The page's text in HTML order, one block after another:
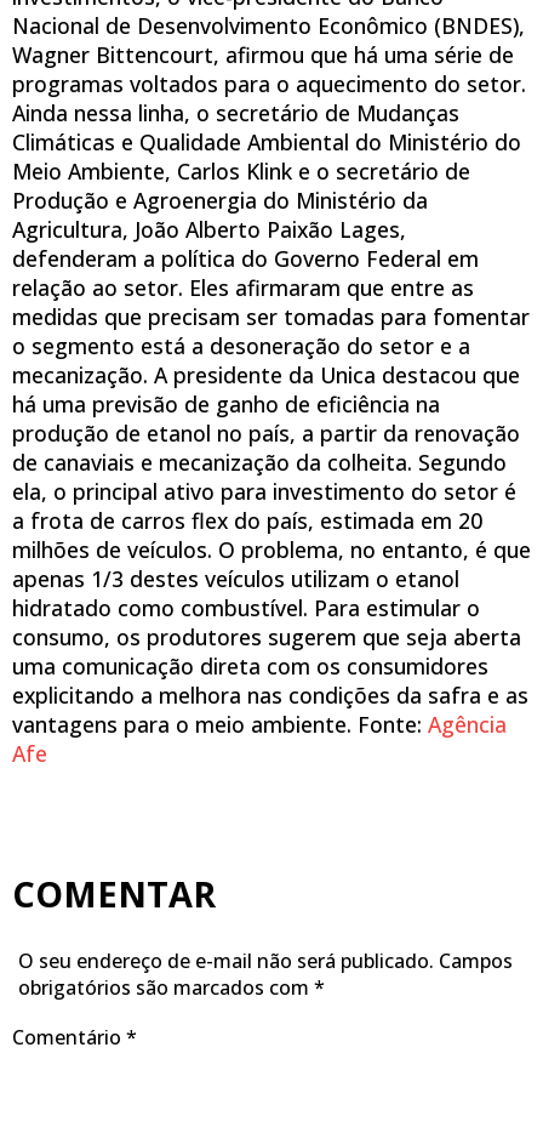
Nacional de Desenvolvimento Econômico (BNDES),
Wagner Bittencourt, afirmou que há uma série de
programas voltados para o aquecimento do setor.
Ainda nessa linha, o secretário de Mudanças
Climáticas e Qualidade Ambiental do Ministério do
Meio Ambiente, Carlos Klink e o secretário de
Produção e Agroenergia do Ministério da
Agricultura, João Alberto Paixão Lages,
defenderam a política do Governo Federal em
relação ao setor. Eles afirmaram que entre as
medidas que precisam ser tomadas para fomentar
o segmento está a desoneração do setor e a
mecanização. A presidente da Unica destacou que
há uma previsão de ganho de eficiência na
produção de etanol no país, a partir da renovação
de canaviais e mecanização da colheita. Segundo
ela, o principal ativo para investimento do setor é
a frota de carros flex do país, estimada em 20
milhões de veículos. O problema, no entanto, é que
apenas 1/3 destes veículos utilizam o etanol
hidratado como combustível. Para estimular o
consumo, os produtores sugerem que seja aberta
uma comunicação direta com os consumidores
explicitando a melhora nas condições da safra e as
vantagens para o meio ambiente. Fonte: Agência
Afe
COMENTAR
O seu endereço de e-mail não será publicado. Campos
obrigatórios são marcados com *
Comentário *